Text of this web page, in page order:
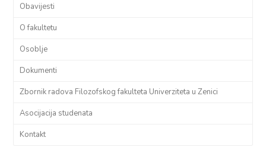
Obavijesti
O fakultetu
Osoblje
Dokumenti
Zbornik radova Filozofskog fakulteta Univerziteta u Zenici
Asocijacija studenata
Kontakt